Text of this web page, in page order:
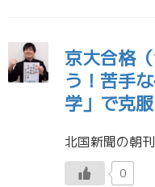
京大合格
う！苦手
学」で克服
0